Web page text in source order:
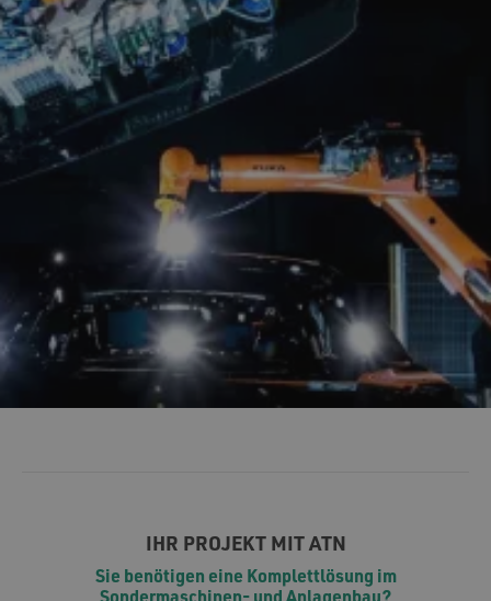
IHR PROJEKT MIT ATN
Sie benötigen eine Komplettlösung im